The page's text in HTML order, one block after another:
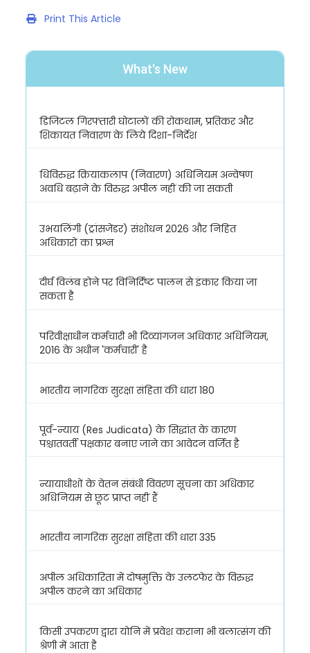
Print This Article
What's New
डिजिटल गिरफ्तारी घोटालों की रोकथाम, प्रतिकर और
शिकायत निवारण के लिये दिशा-निर्देश
धिविरुद्ध क्रियाकलाप (निवारण) अधिनियम अन्वेषण
अवधि बढ़ाने के विरुद्ध अपील नहीं की जा सकती
उभयलिंगी (ट्रांसजेंडर) संशोधन 2026 और निहित
अधिकारों का प्रश्न
दीर्घ विलंब होने पर विनिर्दिष्ट पालन से इंकार किया जा
सकता है
परिवीक्षाधीन कर्मचारी भी दिव्यांगजन अधिकार अधिनियम,
2016 के अधीन 'कर्मचारी' है
भारतीय नागरिक सुरक्षा संहिता की धारा 180
पूर्व-न्याय (Res Judicata) के सिद्धांत के कारण
पश्चातवर्ती पक्षकार बनाए जाने का आवेदन वर्जित है
न्यायाधीशों के वेतन संबंधी विवरण सूचना का अधिकार
अधिनियम से छूट प्राप्त नहीं हैं
भारतीय नागरिक सुरक्षा संहिता की धारा 335
अपील अधिकारिता में दोषमुक्ति के उलटफेर के विरुद्ध
अपील करने का अधिकार
किसी उपकरण द्वारा योनि में प्रवेश कराना भी बलात्संग की
श्रेणी में आता है